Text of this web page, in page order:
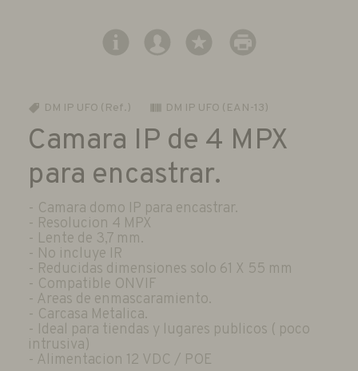
DM IP UFO (Ref.) DM IP UFO (EAN-13)
Camara IP de 4 MPX
para encastrar.
- Camara domo IP para encastrar.
- Resolucion 4 MPX
- Lente de 3,7 mm.
- No incluye IR
- Reducidas dimensiones solo 61 X 55 mm
- Compatible ONVIF
- Areas de enmascaramiento.
- Carcasa Metalica.
- Ideal para tiendas y lugares publicos ( poco
intrusiva)
- Alimentacion 12 VDC / POE